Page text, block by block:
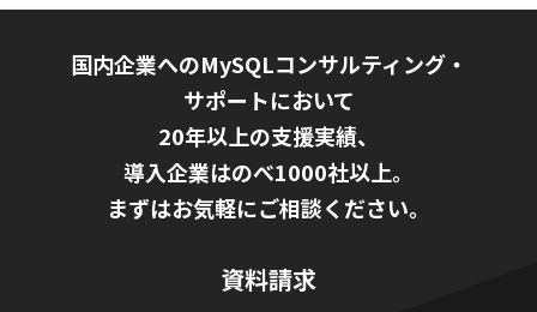
国内企業へのMySQLコンサルティング・
サポートにおいて
20年以上の支援実績、
導入企業はのべ1000社以上。
まずはお気軽にご相談ください。
資料請求